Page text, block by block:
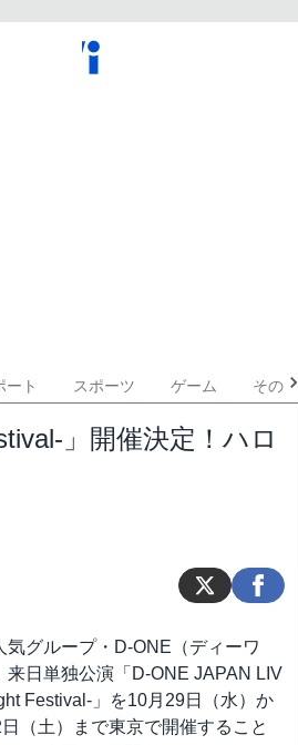
ート スポーツ ゲーム その他
」開催決定！ハロ
気グループ・D-ONE（ディーワ
来日単独公演「D-ONE JAPAN LIV
Festival-」を10月29日（水）か
（土）まで東京で開催すること